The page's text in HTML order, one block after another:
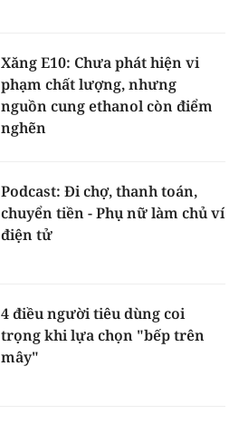
Xăng E10: Chưa phát hiện vi
phạm chất lượng, nhưng
nguồn cung ethanol còn điểm
nghẽn
Podcast: Đi chợ, thanh toán,
chuyển tiền - Phụ nữ làm chủ ví
điện tử
4 điều người tiêu dùng coi
trọng khi lựa chọn "bếp trên
mây"